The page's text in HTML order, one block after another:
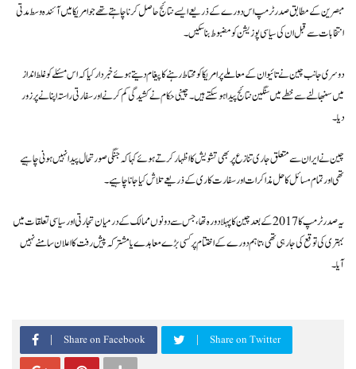
مبصرین کے مطابق صدر ٹرمپ اس دورے کے ذریعے ایسے نتائج حاصل کرنا چاہتے تھے جو امریکا میں آئندہ وسط مدتی
انتخابات سے قبل ان کی سیاسی پوزیشن کو مضبوط بنا سکیں۔
دوسری جانب چین نے تائیوان کے معاملے پر امریکا کو محتاط رہنے کا پیغام دیتے ہوئے خبردار کیا کہ اس مسئلے کو غلط انداز
میں سنبھالنے سے خطے میں سنگین نتائج پیدا ہو سکتے ہیں۔ چینی حکام نے کشیدگی کم کرنے اور سفارتی راستہ اپنانے پر زور
دیا۔
چین نے ایران سے متعلق جاری تنازع پر بھی تشویش کا اظہار کرتے ہوئے کہا کہ جنگی صورتحال پیدا نہیں ہونی چاہیے
تھی اور تمام مسائل کا حل مذاکرات اور سفارت کاری کے ذریعے تلاش کیا جانا چاہیے۔
یہ صدر ٹرمپ کا 2017 کے بعد چین کا پہلا دورہ تھا، جس سے دونوں ممالک کے درمیان تجارتی اور سیاسی تعلقات میں
بہتری کی توقع کی جا رہی تھی، تاہم دورے کے اختتام پر کسی بڑے معاہدے یا مشترکہ پیش رفت کا اعلان سامنے نہیں
آیا۔
Share on Facebook Share on Twitter